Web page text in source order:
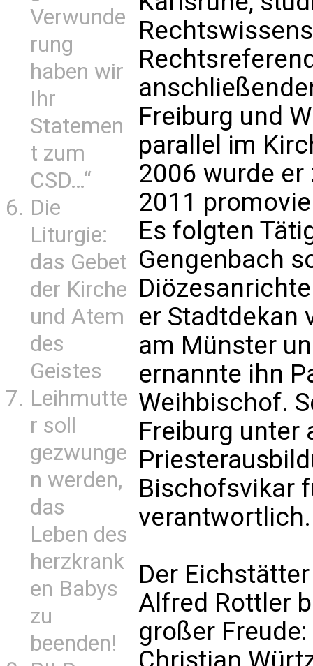
Verwunde
rung
haben wir
Ihr
Statemen
t zum
CSD…“
Die
Liturgie:
das Gebet
der Kirche
und Atem
des
Geistes
Leihmutte
r soll
gezwunge
n werden,
das
Leben des
herzkrank
en Babys
zu
beenden!
Freiburg und
parallel im
2006 wurde
2011
Es folgten
Gengenbach
er Stadtdekan
am Münster
ernannte ihn
Weihbischof.
Freiburg unter
Bischofsvikar
verantwortlich.
Der
Alfred Rottler
großer